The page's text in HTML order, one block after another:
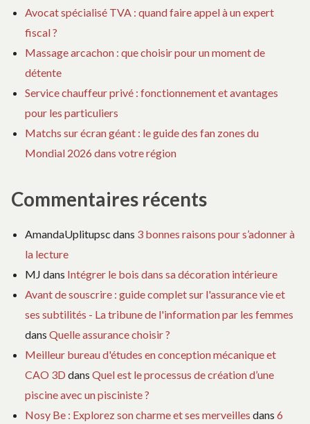
Avocat spécialisé TVA : quand faire appel à un expert
fiscal ?
Massage arcachon : que choisir pour un moment de
détente
Service chauffeur privé : fonctionnement et avantages
pour les particuliers
Matchs sur écran géant : le guide des fan zones du
Mondial 2026 dans votre région
Commentaires récents
AmandaUplitupsc dans 3 bonnes raisons pour s’adonner à
la lecture
MJ dans Intégrer le bois dans sa décoration intérieure
Avant de souscrire : guide complet sur l'assurance vie et
ses subtilités - La tribune de l'information par les femmes
dans Quelle assurance choisir ?
Meilleur bureau d'études en conception mécanique et
CAO 3D dans Quel est le processus de création d’une
piscine avec un pisciniste ?
Nosy Be : Explorez son charme et ses merveilles dans 6